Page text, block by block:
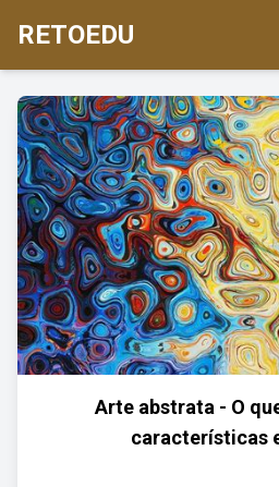
RETOEDU
Arte abstrata - O
características